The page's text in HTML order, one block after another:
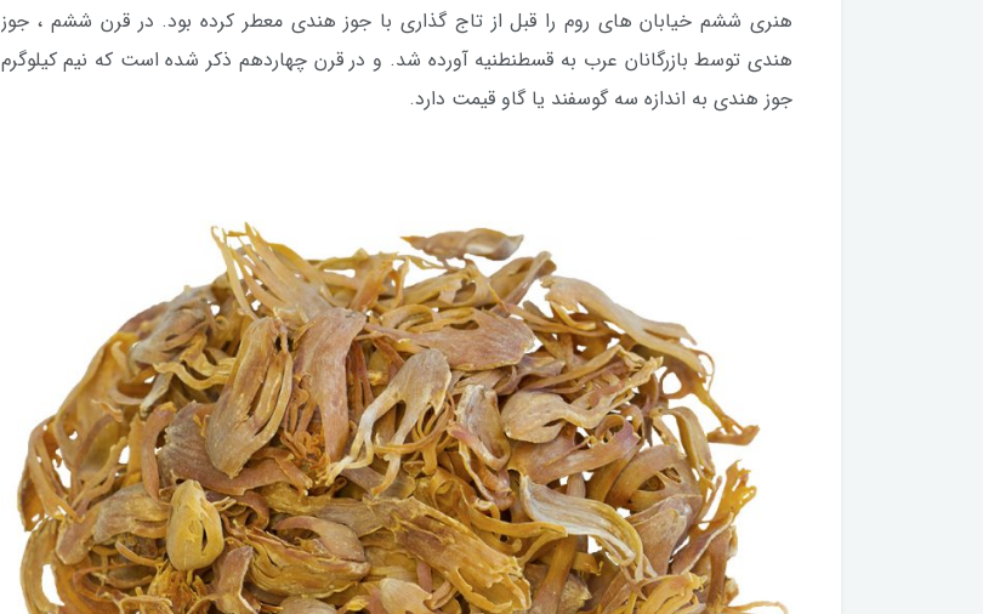
هنری ششم خیابان های روم را قبل از تاج گذاری با جوز هندی معطر کرده بود. در قرن ششم ، جوز
هندی توسط بازرگانان عرب به قسطنطنیه آورده شد. و در قرن چهاردهم ذکر شده است كه نیم كیلوگرم
جوز هندی به اندازه سه گوسفند یا گاو قیمت دارد.